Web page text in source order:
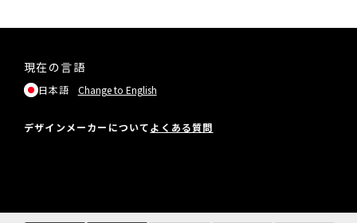
現在の言語
日本語 Change to English
デザインメーカーについてよくある質問